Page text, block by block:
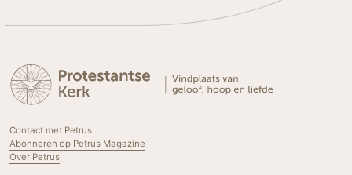
Contact met Petrus
Abonneren op Petrus Magazine
Over Petrus